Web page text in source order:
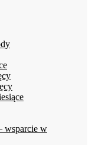
wsparcie w